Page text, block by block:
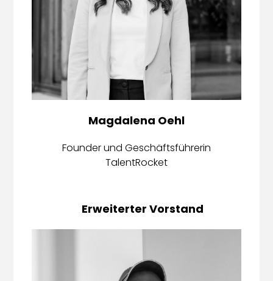
Magdalena Oehl
Founder und Geschäftsführerin
TalentRocket
Erweiterter Vorstand